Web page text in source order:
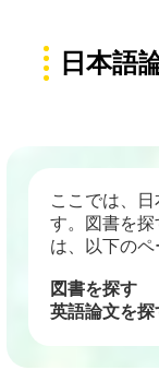
日本語
ここでは、
す。図書を
は、以下のペ
図書を探す
英語論文を探